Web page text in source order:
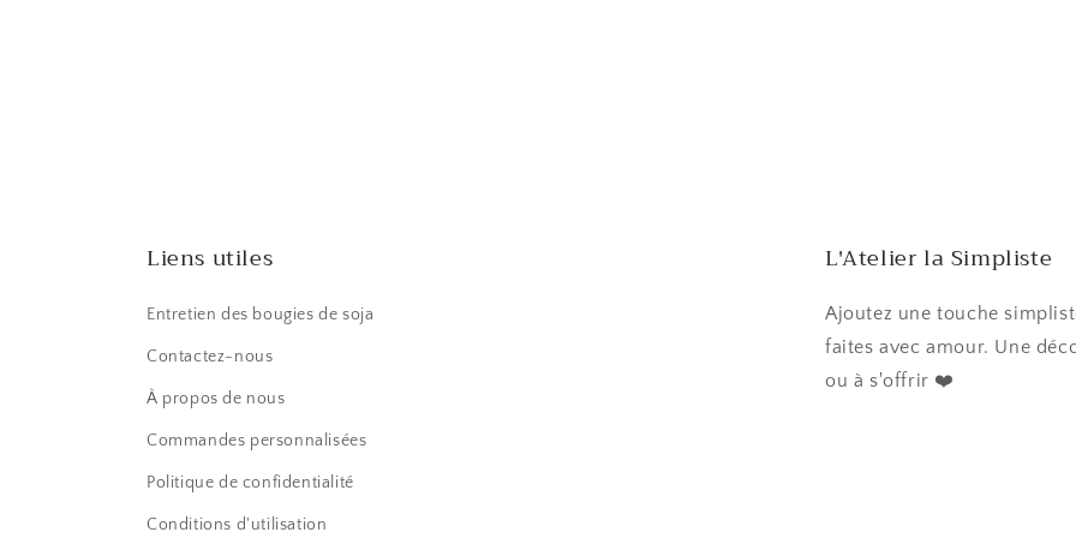
Liens utiles
Entretien des bougies de soja
Contactez-nous
À propos de nous
Commandes personnalisées
Politique de confidentialité
Conditions d'utilisation
L'Atelier la Simpliste
Ajoutez une touche
faites avec amour. Une
ou à s'offrir ❤️